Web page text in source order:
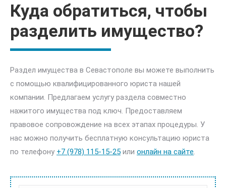
Куда обратиться, чтобы
разделить имущество?
Раздел имущества в Севастополе вы можете выполнить
с помощью квалифицированного юриста нашей
компании. Предлагаем услугу раздела совместно
нажитого имущества под ключ. Предоставляем
правовое сопровождение на всех этапах процедуры. У
нас можно получить бесплатную консультацию юриста
по телефону +7 (978) 115-15-25 или онлайн на сайте.